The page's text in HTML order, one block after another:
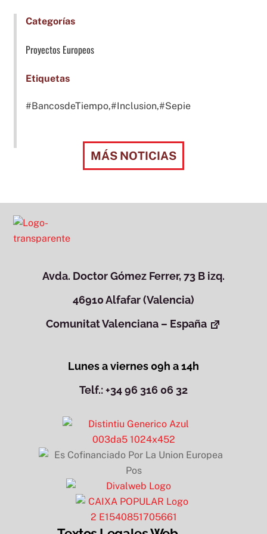
Categorías
Proyectos Europeos
Etiquetas
#BancosdeTiempo,#Inclusion,#Sepie
MÁS NOTICIAS
Avda. Doctor Gómez Ferrer, 73 B izq.
46910 Alfafar (Valencia)
Comunitat Valenciana – España
Lunes a viernes 09h a 14h
Telf.: +34 96 316 06 32